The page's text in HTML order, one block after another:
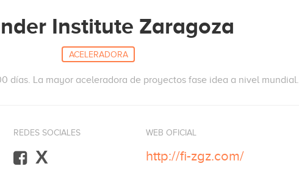
Institute Zaragoza
ACELERADORA
días. La mayor aceleradora de proyectos fase idea a nivel mundial.
REDES SOCIALES
X
WEB OFICIAL
http://fi-zgz.com/